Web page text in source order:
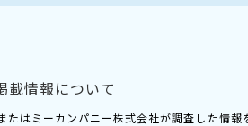
載情報について
はミーカンパニー株式会社が調査した情報